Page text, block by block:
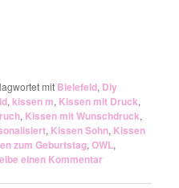
mit Bielefeld, Diy
,kissen m, Kissen mit Druck,
, Kissen mit Wunschdruck,
, Kissen Sohn, Kissen
zum Geburtstag,OWL,
einen Kommentar